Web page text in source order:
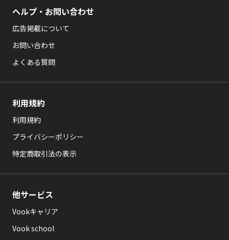
ヘルプ・お問い合わせ
広告掲載について
お問い合わせ
よくある質問
利用規約
利用規約
プライバシーポリシー
特定商取引法の表示
他サービス
Vookキャリア
Vook school